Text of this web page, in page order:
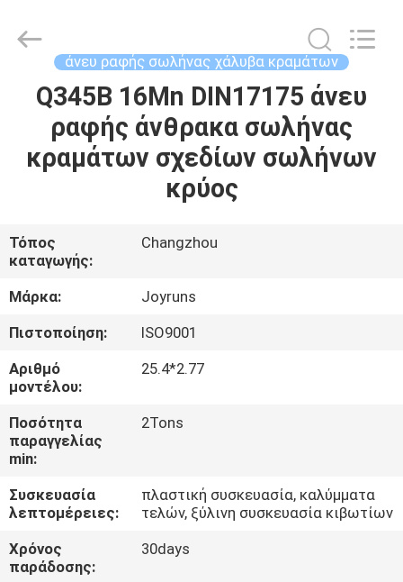
ΣΠΊΤΙ
ΠΡΟΪΟΝΤΑ
ΗΠΑ
ΓΎΡΟΣ
ΕΡΓΟΣΤΑΣΊΩΝ
ΠΟΙΟΤΙΚΌΣ
ΈΛΕΓΧΟΣ
ΕΛΆΤΕ
ΣΕ
ΕΠΑΦΉ
Steel
Reserved.
άνευ ραφής σωλήνας χάλυβα κραμάτων
Q345B 16Mn DIN17175 άνευ
ραφής άνθρακα σωλήνας
κραμάτων σχεδίων σωλήνων
κρύος
Τόπος
καταγωγής:
Changzhou
Μάρκα:
Joyruns
Πιστοποίηση:
ISO9001
Αριθμό
μοντέλου:
25.4*2.77
Ποσότητα
παραγγελίας
min:
2Tons
Συσκευασία
λεπτομέρειες:
πλαστική συσκευασία, καλύμματα
τελών, ξύλινη συσκευασία κιβωτίων
Χρόνος
παράδοσης:
30days